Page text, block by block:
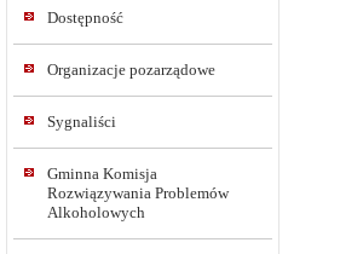
Dostępność
Organizacje pozarządowe
Sygnaliści
Gminna Komisja
Rozwiązywania Problemów
Alkoholowych